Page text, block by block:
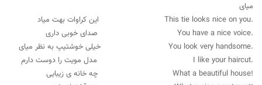
میای
.This tie looks nice on you این کراوات بهت میاد
.You have a nice voice صدای خوبی داری
.You look very handsome خیلی خوشتیپ به نظر میای
.I like your haircut مدل مویت را دوست دارم
!What a beautiful house چه خانه ی زیبایی